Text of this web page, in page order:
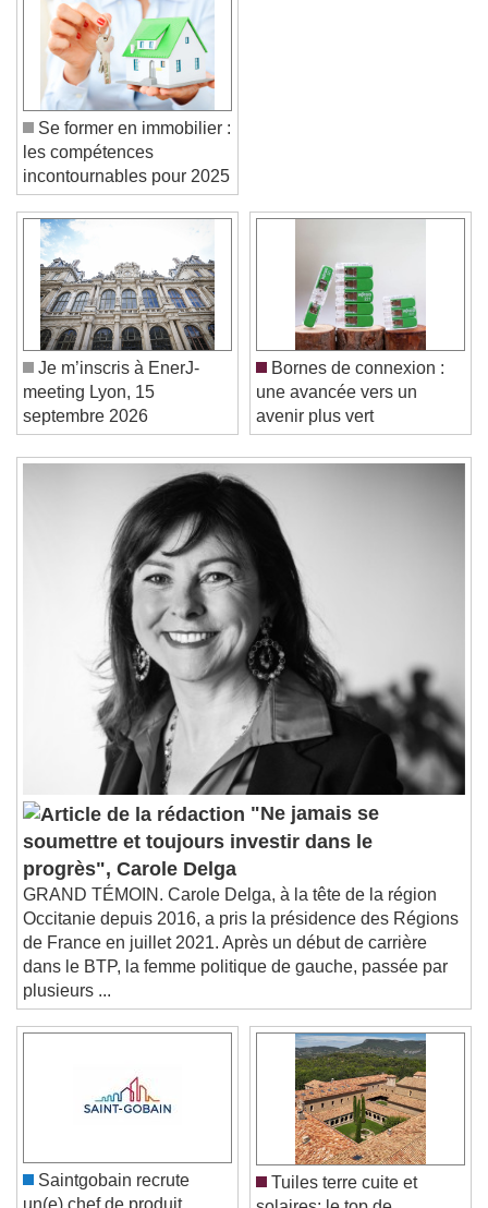
Video Player is loading.
Play Video
Play
Skip Backward
Skip Forward
Unmute
Current Time0:00
/
Duration-:-
Loaded:0%
Stream TypeLIVE
Seek to live, currently behind live
Remaining Time- 0:00
Playback Rate
Chapters
Chapters
Descriptions
descriptions off , selected
Subtitles
subtitles settings, opens subtitles
settings dialog
subtitles off, selected
Picture-in-Picture
Fullscreen
This is a modal window.
Beginning of dialog window. Escape will cancel
and close the window.
Text
Color Opacity
Color
Caption Area Background
Color
Se former en immobilier :
les compétences
incontournables pour 2025
Je m’inscris à EnerJ-
meeting Lyon, 15
septembre 2026
Bornes de connexion :
une avancée vers un
avenir plus vert
"Ne jamais se
soumettre et toujours investir dans le
progrès", Carole Delga
GRAND TÉMOIN. Carole Delga, à la tête de la région
Occitanie depuis 2016, a pris la présidence des Régions
de France en juillet 2021. Après un début de carrière
dans le BTP, la femme politique de gauche, passée par
plusieurs ...
Saintgobain recrute
un(e) chef de produit
Tuiles terre cuite et